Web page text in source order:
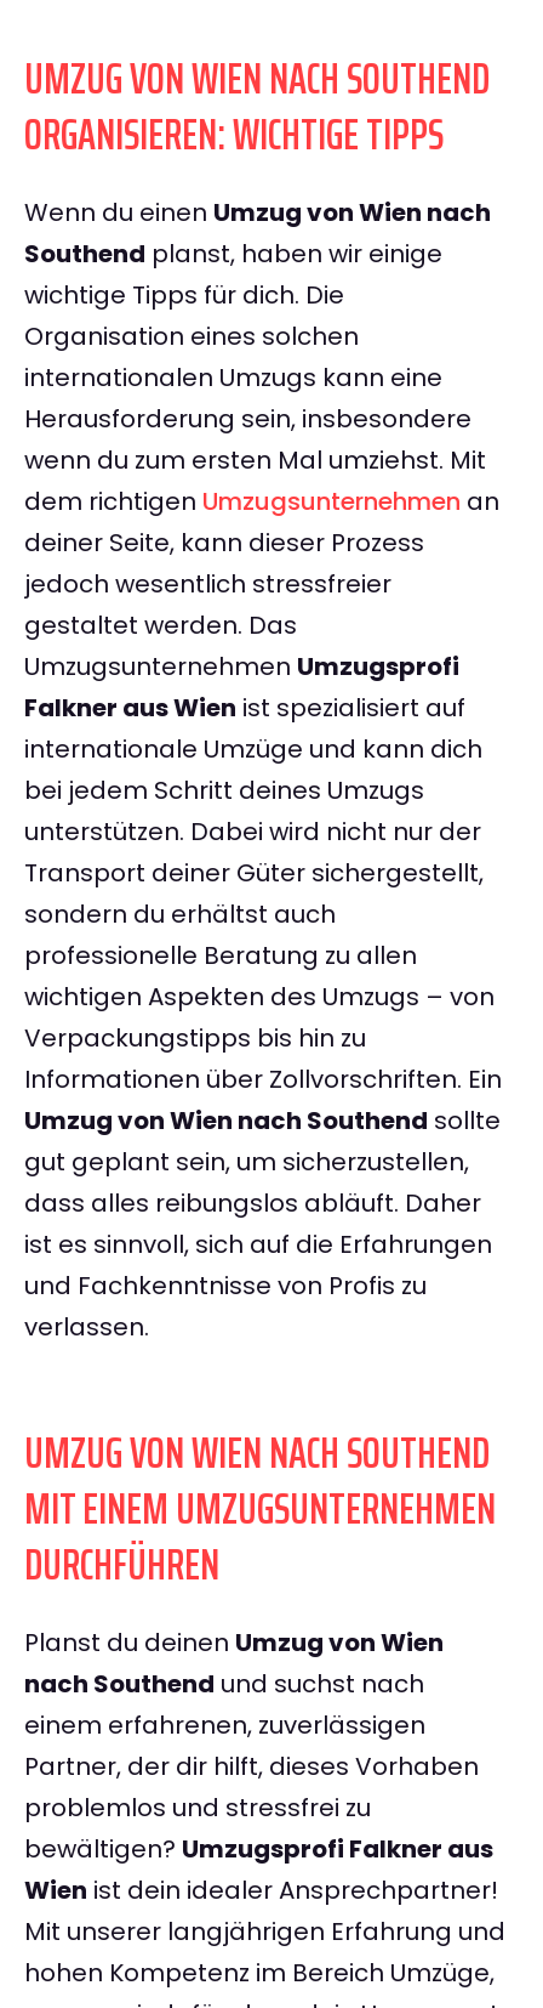
UMZUG VON WIEN NACH SOUTHEND
ORGANISIEREN: WICHTIGE TIPPS
Wenn du einen Umzug von Wien nach
Southend planst, haben wir einige
wichtige Tipps für dich. Die
Organisation eines solchen
internationalen Umzugs kann eine
Herausforderung sein, insbesondere
wenn du zum ersten Mal umziehst. Mit
dem richtigen Umzugsunternehmen an
deiner Seite, kann dieser Prozess
jedoch wesentlich stressfreier
gestaltet werden. Das
Umzugsunternehmen Umzugsprofi
Falkner aus Wien ist spezialisiert auf
internationale Umzüge und kann dich
bei jedem Schritt deines Umzugs
unterstützen. Dabei wird nicht nur der
Transport deiner Güter sichergestellt,
sondern du erhältst auch
professionelle Beratung zu allen
wichtigen Aspekten des Umzugs – von
Verpackungstipps bis hin zu
Informationen über Zollvorschriften. Ein
Umzug von Wien nach Southend sollte
gut geplant sein, um sicherzustellen,
dass alles reibungslos abläuft. Daher
ist es sinnvoll, sich auf die Erfahrungen
und Fachkenntnisse von Profis zu
verlassen.
UMZUG VON WIEN NACH SOUTHEND
MIT EINEM UMZUGSUNTERNEHMEN
DURCHFÜHREN
Planst du deinen Umzug von Wien
nach Southend und suchst nach
einem erfahrenen, zuverlässigen
Partner, der dir hilft, dieses Vorhaben
problemlos und stressfrei zu
bewältigen? Umzugsprofi Falkner aus
Wien ist dein idealer Ansprechpartner!
Mit unserer langjährigen Erfahrung und
hohen Kompetenz im Bereich Umzüge,